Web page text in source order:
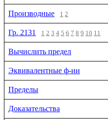
Производные 1 2
Гр. 2131 1 2 3 4 5 6 7 8 9 10 11
Вычислить предел
Эквивалентные ф-ии
Пределы
Доказательства